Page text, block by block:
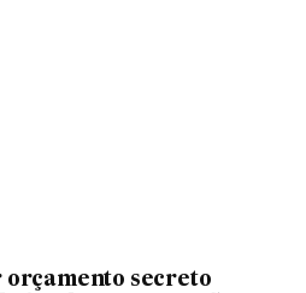
orçamento secreto